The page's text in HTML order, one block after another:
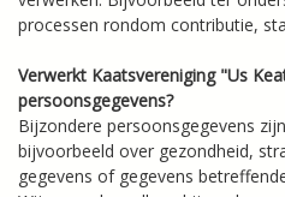
processen rondom contributie,
Verwerkt Kaatsvereniging "Us
persoonsgegevens?
Bijzondere persoonsgegevens
bijvoorbeeld over gezondheid,
gegevens of gegevens